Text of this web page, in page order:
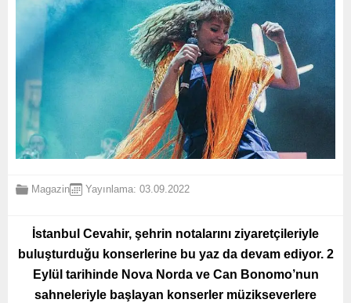
Magazin Yayınlama: 03.09.2022
İstanbul Cevahir, şehrin notalarını ziyaretçileriyle
buluşturduğu konserlerine bu yaz da devam ediyor. 2
Eylül tarihinde Nova Norda ve Can Bonomo’nun
sahneleriyle başlayan konserler müzikseverlere